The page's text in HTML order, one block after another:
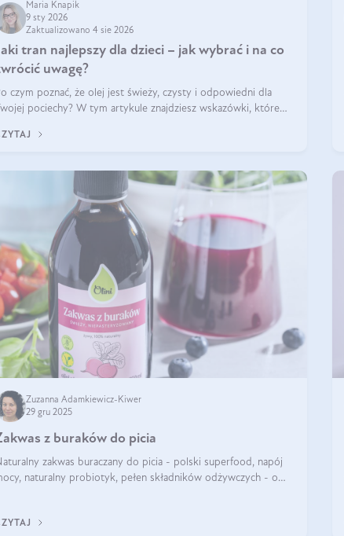
Maria Knapik
9 sty 2026
Zaktualizowano 4 sie 2026
tran najlepszy dla dzieci – jak wybrać i na co
uwagę?
czym poznać, że olej jest świeży, czysty i odpowiedni dla
pociechy? W tym artykule znajdziesz wskazówki, które
Zuzanna Adamkiewicz-Kiwer
29 gru 2025
z buraków do picia
zakwas buraczany do picia - polski superfood, napój
naturalny probiotyk, pełen składników odżywczych - o